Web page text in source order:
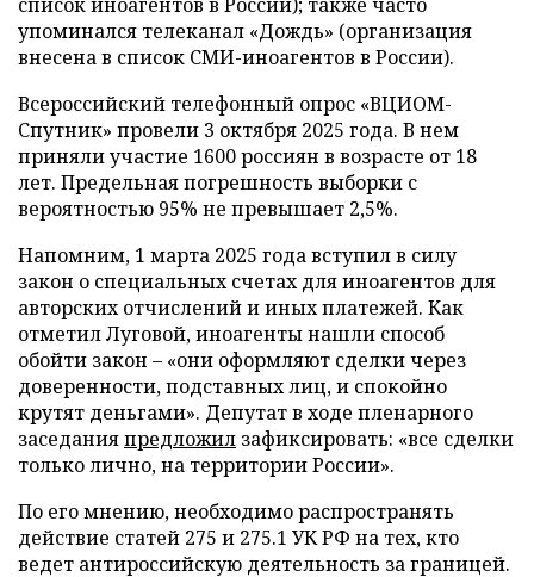
упоминался телеканал «Дождь» (организация
внесена в список СМИ-иноагентов в России).
Всероссийский телефонный опрос «ВЦИОМ-
Спутник» провели 3 октября 2025 года. В нем
приняли участие 1600 россиян в возрасте от 18
лет. Предельная погрешность выборки с
вероятностью 95% не превышает 2,5%.
Напомним, 1 марта 2025 года вступил в силу
закон о специальных счетах для иноагентов для
авторских отчислений и иных платежей. Как
отметил Луговой, иноагенты нашли способ
обойти закон – «они оформляют сделки через
доверенности, подставных лиц, и спокойно
крутят деньгами». Депутат в ходе пленарного
заседанияпредложил зафиксировать: «все сделки
только лично, на территории России».
По его мнению, необходимо распространять
действие статей 275 и 275.1 УК РФ на тех, кто
ведет антироссийскую деятельность за границей.